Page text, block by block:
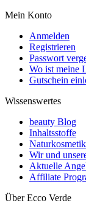
Mein Konto
Anmelden
Registrieren
Passwort
Wo ist meine
Gutschein
Wissenswertes
beauty Blog
Inhaltsstoffe
Wir und
Aktuelle
Affiliate
Über Ecco Verde